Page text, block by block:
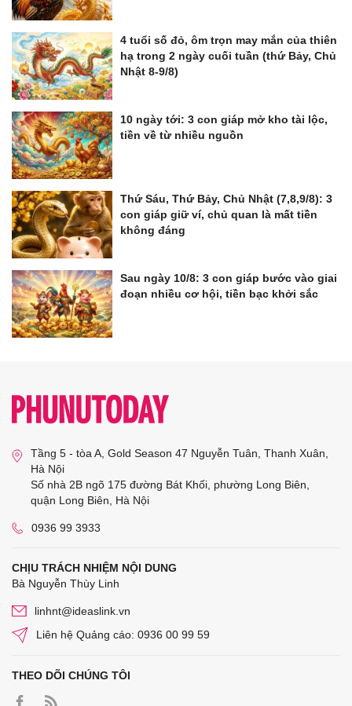
4 tuổi số đỏ, ôm trọn may mắn của thiên
hạ trong 2 ngày cuối tuần (thứ Bảy, Chủ
Nhật 8-9/8)
10 ngày tới: 3 con giáp mở kho tài lộc,
tiền về từ nhiều nguồn
Thứ Sáu, Thứ Bảy, Chủ Nhật (7,8,9/8): 3
con giáp giữ ví, chủ quan là mất tiền
không đáng
Sau ngày 10/8: 3 con giáp bước vào giai
đoạn nhiều cơ hội, tiền bạc khởi sắc
Tầng 5 - tòa A, Gold Season 47 Nguyễn Tuân, Thanh Xuân,
Hà Nội
Số nhà 2B ngõ 175 đường Bát Khối, phường Long Biên,
quận Long Biên, Hà Nội
0936 99 3933
CHỊU TRÁCH NHIỆM NỘI DUNG
Bà Nguyễn Thùy Linh
linhnt@ideaslink.vn
Liên hệ Quảng cáo: 0936 00 99 59
THEO DÕI CHÚNG TÔI